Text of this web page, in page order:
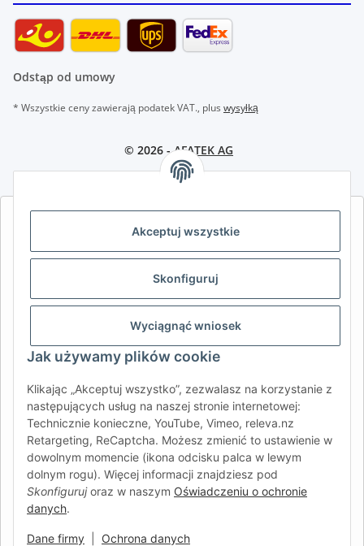
Akceptuj wszystkie
Skonfiguruj
Wyciągnąć wniosek
Jak używamy plików cookie
Klikając „Akceptuj wszystko”, zezwalasz na korzystanie z
następujących usług na naszej stronie internetowej:
Technicznie konieczne, YouTube, Vimeo, releva.nz
Retargeting, ReCaptcha. Możesz zmienić to ustawienie w
dowolnym momencie (ikona odcisku palca w lewym
dolnym rogu). Więcej informacji znajdziesz pod
Skonfigurujoraz w naszym Oświadczeniu o ochronie
danych.
Dane firmy Ochrona danych
Odstąp od umowy
* Wszystkie ceny zawierają podatek VAT., plus wysyłką
© 2026 -AFATEK AG
REGION & LANGUAGE | CHOISIR LA RÉGION ET LA LANGUE
CH (IT) BE (NL) BE (FR) NL
IT ES DK
UK NZ USA
SE
RO HR
AFATEK International| Twój partner w zakresie części
zamiennych do przyczep i pojazdów samochodowych
Globalna dostawa z naszego centralnego magazynu w